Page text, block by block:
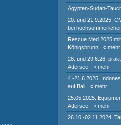
Ägypten-Sudan-
20. und 21.9.2025:
bei
Rescue Med 2025
Königsbrunn
« mehr
28. und 29.6.26:
Attersee
« mehr
4.-21.6.2025:
auf Bali
« mehr
25.05.2025:
Attersee
« mehr
26.10.-02.11.2024: